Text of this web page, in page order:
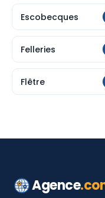
Escobecques
Felleries
Flêtre
Agence